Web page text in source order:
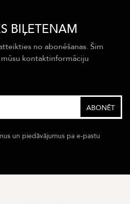
BIĻETENAM
no abonēšanas. Šim
kontaktinformāciju
un piedāvājumus pa e-pastu